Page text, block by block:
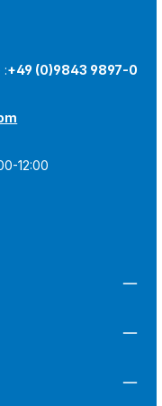
:+49 (0)9843 9897-0
12:00